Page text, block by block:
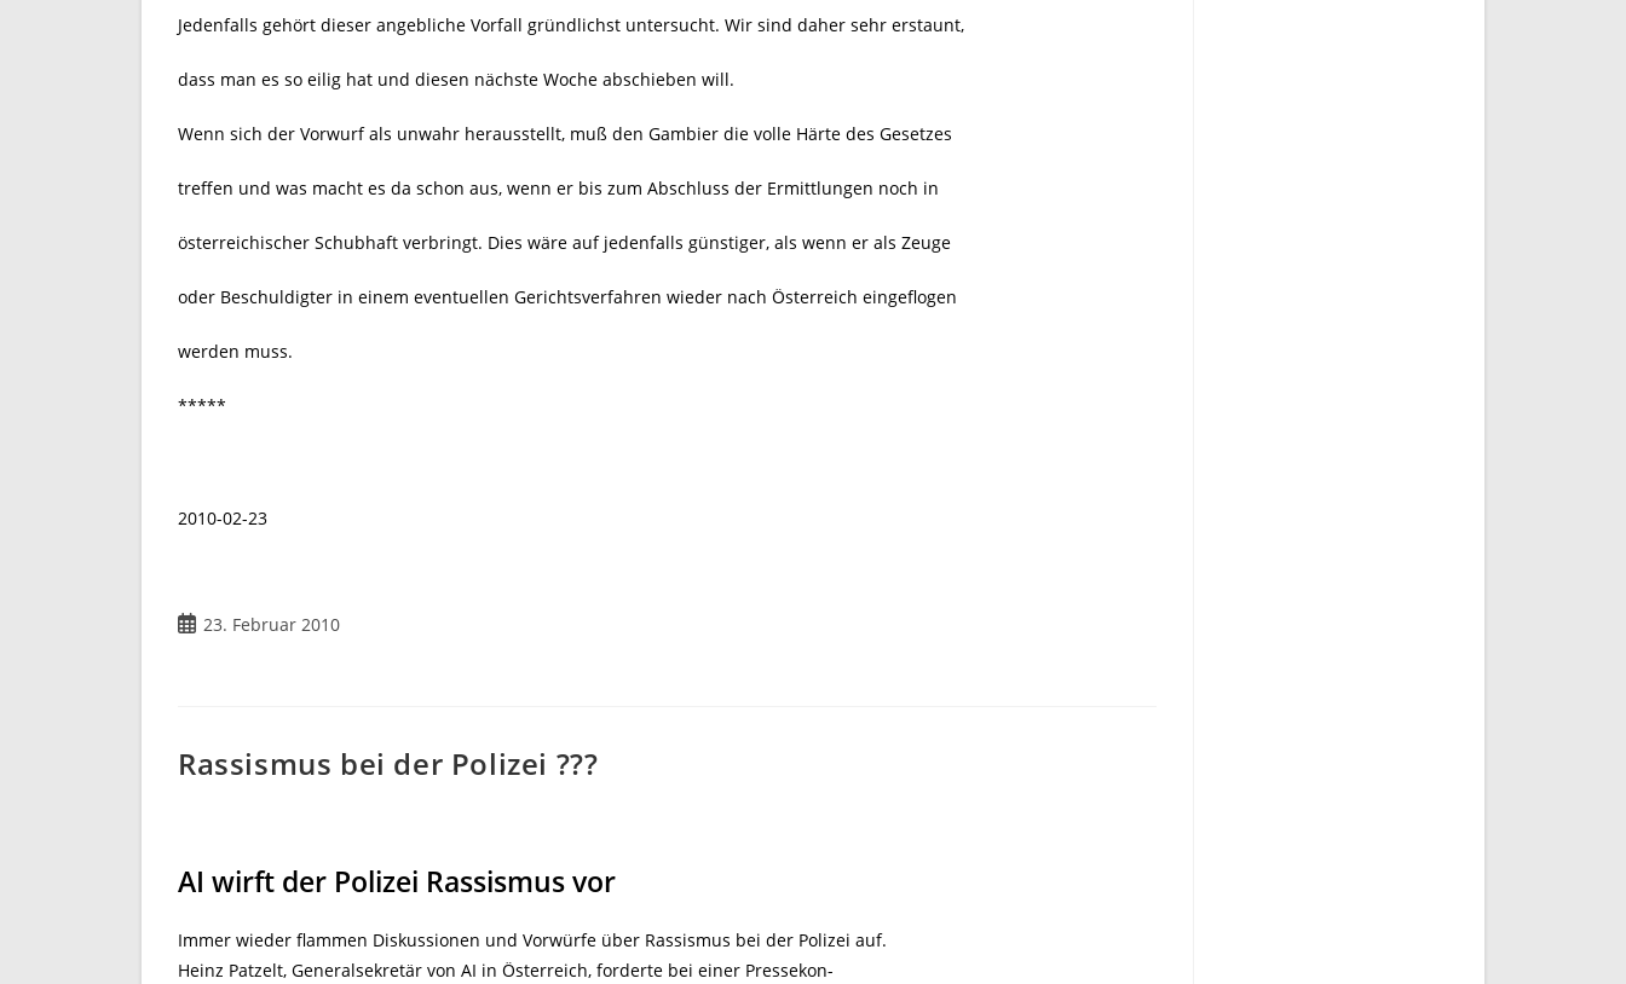
Jedenfalls gehört dieser angebliche Vorfall gründlichst untersucht. Wir sind daher sehr erstaunt,
dass man es so eilig hat und diesen nächste Woche abschieben will.
Wenn sich der Vorwurf als unwahr herausstellt, muß den Gambier die volle Härte des Gesetzes
treffen und was macht es da schon aus, wenn er bis zum Abschluss der Ermittlungen noch in
österreichischer Schubhaft verbringt. Dies wäre auf jedenfalls günstiger, als wenn er als Zeuge
oder Beschuldigter in einem eventuellen Gerichtsverfahren wieder nach Österreich eingeflogen
werden muss.
*****
2010-02-23
Beitrag
23. Februar 2010
Rassismus bei der Polizei ???
AI wirft der Polizei Rassismus vor
Immer wieder flammen Diskussionen und Vorwürfe über Rassismus bei der Polizei auf.
Heinz Patzelt, Generalsekretär von AI in Österreich, forderte bei einer Pressekon-